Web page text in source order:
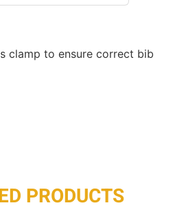
clamp to ensure correct bib
PRODUCTS